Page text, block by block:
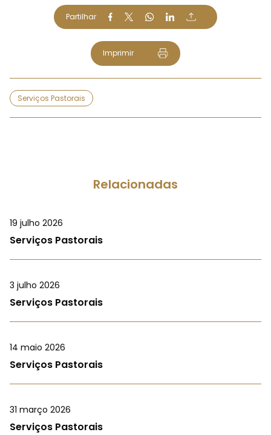
Partilhar
Imprimir
Serviços Pastorais
Relacionadas
19 julho 2026
Serviços Pastorais
3 julho 2026
Serviços Pastorais
14 maio 2026
Serviços Pastorais
31 março 2026
Serviços Pastorais